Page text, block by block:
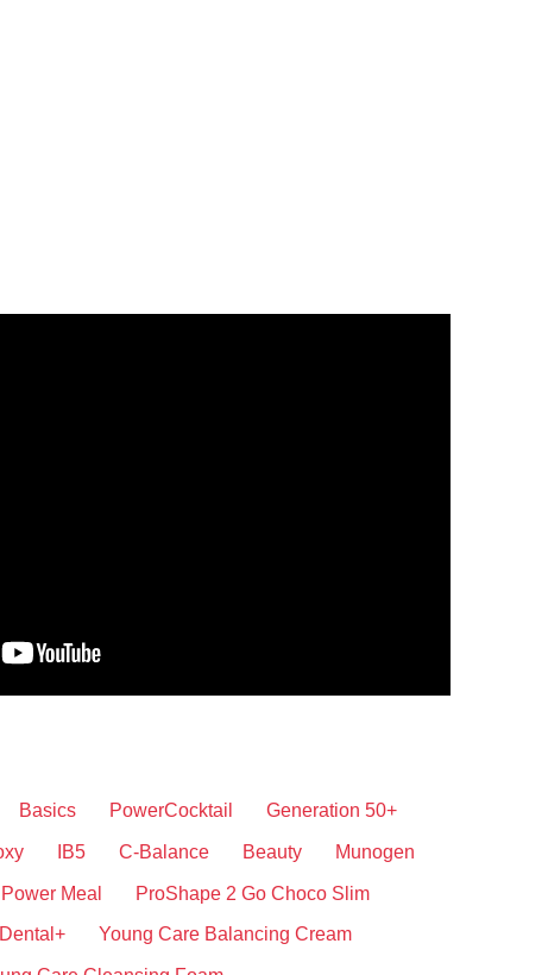
Basics PowerCocktail Generation 50+
IB5 C-Balance Beauty Munogen
Power Meal ProShape 2 Go Choco Slim
Young Care Balancing Cream